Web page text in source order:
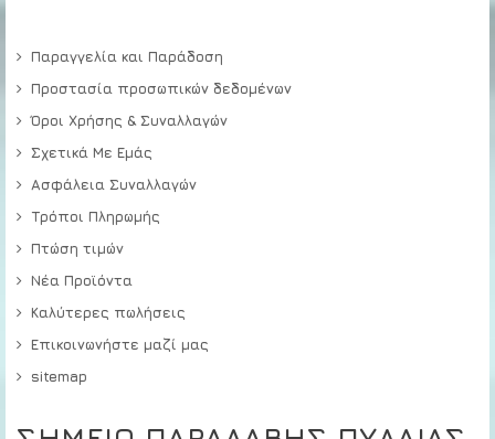
Παραγγελία και Παράδοση
Προστασία προσωπικών δεδομένων
Όροι Χρήσης & Συναλλαγών
Σχετικά Με Εμάς
Ασφάλεια Συναλλαγών
Τρόποι Πληρωμής
Πτώση τιμών
Νέα Προϊόντα
Καλύτερες πωλήσεις
Επικοινωνήστε μαζί μας
sitemap